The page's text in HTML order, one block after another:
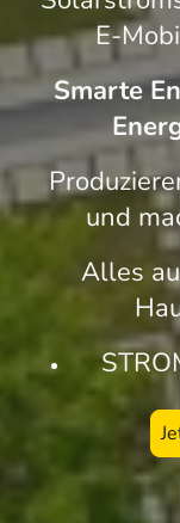
E-
Smarte
und
Alles